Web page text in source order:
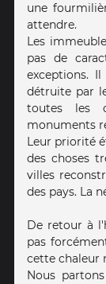
une
attendre.
Les
pas de
exceptions.
détruite par
toutes les
monuments
Leur priorité
des choses
villes
des pays. La
De retour à
pas
cette chaleur
Nous